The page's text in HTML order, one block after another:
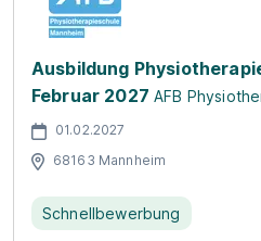
Ausbildung
Februar 2027 AFB
01.02.2027
68163 Mannheim
Schnellbewerbung